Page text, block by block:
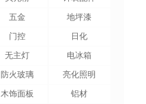
五金
地坪漆
门控
日化
无主灯
电冰箱
防火玻璃
亮化照明
木饰面板
铝材